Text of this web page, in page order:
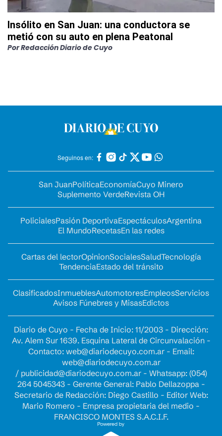
Insólito en San Juan: una conductora se
metió con su auto en plena Peatonal
PorRedacción Diario de Cuyo
Seguinos en:
San JuanPolíticaEconomíaCuyo Minero
Suplemento VerdeRevista OH
PolicialesPasión DeportivaEspectáculosArgentina
El MundoRecetasEn las redes
Cartas del lectorOpinionSocialesSaludTecnología
TendenciaEstado del tránsito
ClasificadosInmueblesAutomotoresEmpleosServicios
Avisos Fúnebres y MisasEdictos
Diario de Cuyo - Fecha de Inicio: 11/2003 - Dirección:
Av. Alem Sur 1639. Esquina Lateral de Circunvalación -
Contacto: web@diariodecuyo.com.ar- Email:
web@diariodecuyo.com.ar
/ publicidad@diariodecuyo.com.ar- Whatsapp: (054)
264 5045343 - Gerente General: Pablo Dellazoppa -
Secretario de Redacción: Diego Castillo - Editor Web:
Mario Romero - Empresa propietaria del medio -
FRANCISCO MONTES S.A.C.I.F.